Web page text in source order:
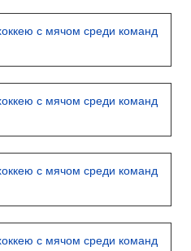
с мячом среди команд
с мячом среди команд
с мячом среди команд
с мячом среди команд